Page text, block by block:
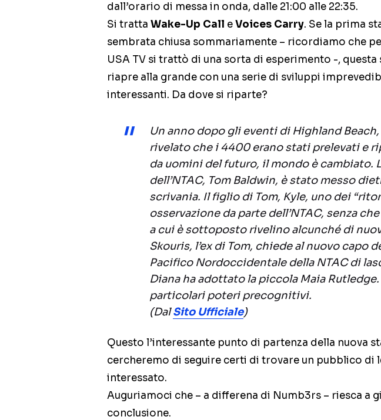
dall’orario di messa in onda, dalle 21:00 alle 22:35.
Si tratta Wake-Up Call eVoices Carry. Se la prima
sembrata chiusa sommariamente – ricordiamo che
USA TV si trattò di una sorta di esperimento -,
riapre alla grande con una serie di sviluppi
interessanti. Da dove si riparte?
Un anno dopo gli eventi di Highland
rivelato che i 4400 erano stati prelevati e
da uomini del futuro, il mondo è cambiato.
dell’NTAC, Tom Baldwin, è stato messo
scrivania. Il figlio di Tom, Kyle, uno dei
osservazione da parte dell’NTAC, senza
a cui è sottoposto rivelino alcunché di
Skouris, l’ex di Tom, chiede al nuovo capo
Pacifico Nordoccidentale della NTAC di
Diana ha adottato la piccola Maia
particolari poteri precognitivi.
(DalSito Ufficiale)
Questo l’interessante punto di partenza della nuova
cercheremo di seguire certi di trovare un pubblico di
interessato.
Auguriamoci che – a differena di Numb3rs – riesca a
conclusione.